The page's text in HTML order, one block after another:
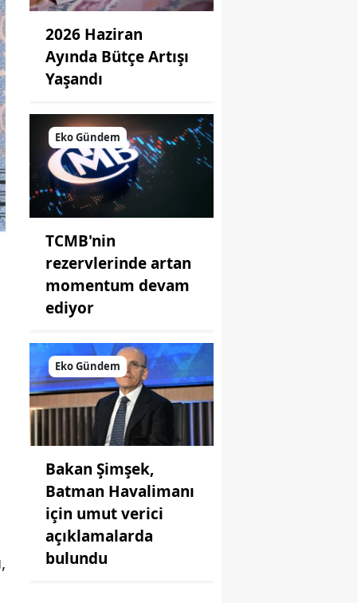
2026 Haziran
Ayında Bütçe Artışı
Yaşandı
Eko Gündem
TCMB'nin
rezervlerinde artan
momentum devam
ediyor
Eko Gündem
Bakan Şimşek,
Batman Havalimanı
için umut verici
açıklamalarda
bulundu